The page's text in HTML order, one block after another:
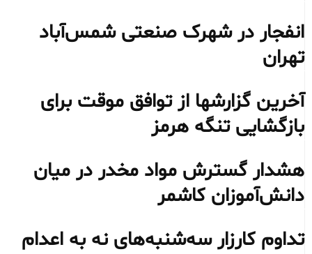
انفجار در شهرک صنعتی شمس‌آباد
تهران
آخرین گزارشها از توافق موقت برای
بازگشایی تنگه هرمز
هشدار گسترش مواد مخدر در میان
دانش‌آموزان کاشمر
تداوم کارزار سه‌شنبه‌های نه به اعدام